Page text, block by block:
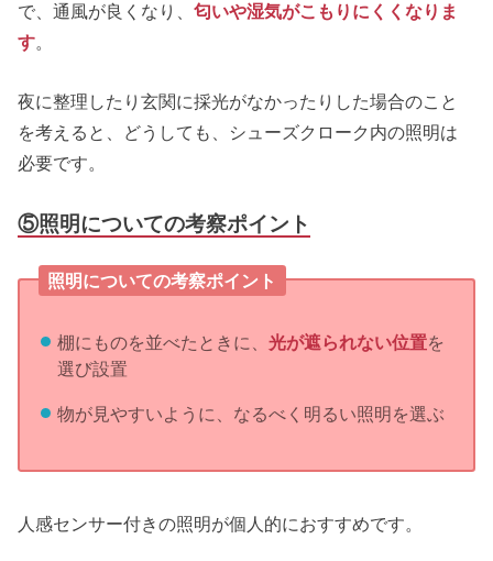
で、通風が良くなり、匂いや湿気がこもりにくくなりま
す。
夜に整理したり玄関に採光がなかったりした場合のこと
を考えると、どうしても、シューズクローク内の照明は
必要です。
⑤照明についての考察ポイント
照明についての考察ポイント
棚にものを並べたときに、 光が遮られない位置を
選び設置
物が見やすいように、なるべく明るい照明を選ぶ
人感センサー付きの照明が個人的におすすめです。